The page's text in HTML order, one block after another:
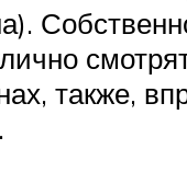
также,